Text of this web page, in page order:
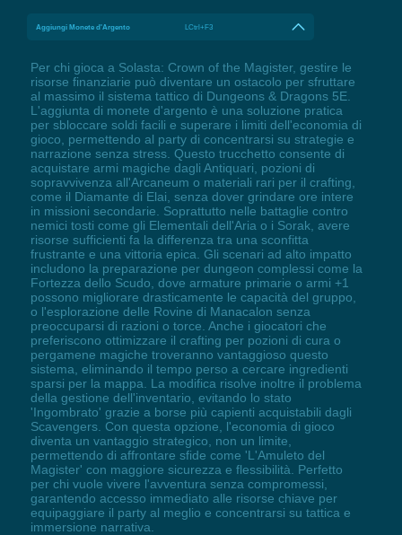
Aggiungi Monete d'Argento LCtrl+F3
Per chi gioca a Solasta: Crown of the Magister, gestire le
risorse finanziarie può diventare un ostacolo per sfruttare
al massimo il sistema tattico di Dungeons & Dragons 5E.
L'aggiunta di monete d'argento è una soluzione pratica
per sbloccare soldi facili e superare i limiti dell'economia di
gioco, permettendo al party di concentrarsi su strategie e
narrazione senza stress. Questo trucchetto consente di
acquistare armi magiche dagli Antiquari, pozioni di
sopravvivenza all'Arcaneum o materiali rari per il crafting,
come il Diamante di Elai, senza dover grindare ore intere
in missioni secondarie. Soprattutto nelle battaglie contro
nemici tosti come gli Elementali dell'Aria o i Sorak, avere
risorse sufficienti fa la differenza tra una sconfitta
frustrante e una vittoria epica. Gli scenari ad alto impatto
includono la preparazione per dungeon complessi come la
Fortezza dello Scudo, dove armature primarie o armi +1
possono migliorare drasticamente le capacità del gruppo,
o l'esplorazione delle Rovine di Manacalon senza
preoccuparsi di razioni o torce. Anche i giocatori che
preferiscono ottimizzare il crafting per pozioni di cura o
pergamene magiche troveranno vantaggioso questo
sistema, eliminando il tempo perso a cercare ingredienti
sparsi per la mappa. La modifica risolve inoltre il problema
della gestione dell'inventario, evitando lo stato
'Ingombrato' grazie a borse più capienti acquistabili dagli
Scavengers. Con questa opzione, l'economia di gioco
diventa un vantaggio strategico, non un limite,
permettendo di affrontare sfide come 'L'Amuleto del
Magister' con maggiore sicurezza e flessibilità. Perfetto
per chi vuole vivere l'avventura senza compromessi,
garantendo accesso immediato alle risorse chiave per
equipaggiare il party al meglio e concentrarsi su tattica e
immersione narrativa.